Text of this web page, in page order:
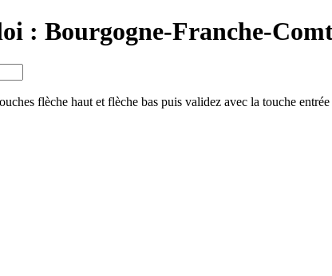
: Bourgogne-Franche-
flèche haut et flèche bas puis validez avec la touche